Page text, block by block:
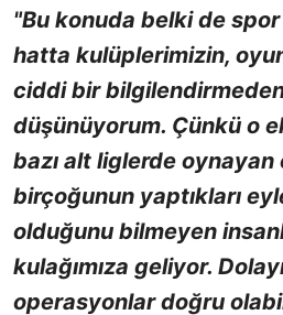
"Bu konuda belki de
hatta kulüplerimizin,
ciddi bir
düşünüyorum. Çünkü o
bazı alt liglerde oynayan
birçoğunun yaptıkları
olduğunu bilmeyen
kulağımıza geliyor.
operasyonlar doğru